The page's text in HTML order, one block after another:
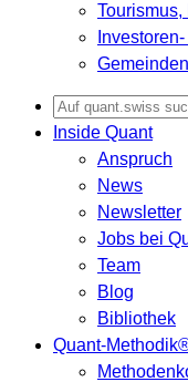
Gemeinden
for:
Inside Quant
Anspruch
News
Newsletter
Jobs bei
Team
Blog
Bibliothek
Quant-